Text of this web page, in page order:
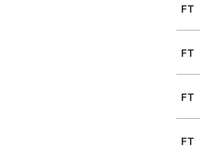
FT
FT
FT
FT